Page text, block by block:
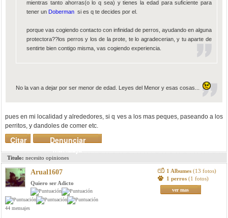
mientras tanto ahorras(o lo q sea) y tienes la edad para suficiente para
tener un Doberman si es q te decides por el.
porque vas cogiendo contacto con infinidad de perros, ayudando en alguna
protectora??los perros y los de la prote, te lo agradecerian, y tu aparte de
sentirte bien contigo misma, vas cogiendo experiencia.
No la van a dejar por ser menor de edad. Leyes del Menor y esas cosas...
pues en mi localidad y alrededores, si q ves a los mas peques, paseando a los
perritos, y dandoles de comer etc.
Denunciar
mensaje
Citar
Titulo: necesito opiniones
Arual1607
Quiero ser Adicto
44 mensajes
1 Albumes (13 fotos)
1 perros (1 fotos)
ver mas